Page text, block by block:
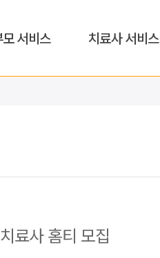
서비스 치료사 서비스
료사 홈티 모집